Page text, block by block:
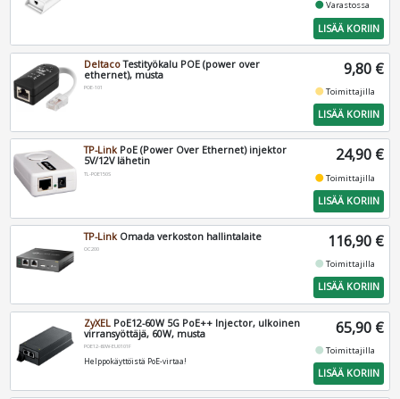
fiber_manual_recordVarastossa
LISÄÄ KORIIN
DeltacoTestityökalu POE (power over
ethernet), musta
POE-101
9,80 €
fiber_manual_recordToimittajilla
LISÄÄ KORIIN
TP-LinkPoE (Power Over Ethernet) injektor
5V/12V lähetin
TL-POE150S
24,90 €
fiber_manual_recordToimittajilla
LISÄÄ KORIIN
TP-LinkOmada verkoston hallintalaite
OC200 116,90 €
fiber_manual_recordToimittajilla
LISÄÄ KORIIN
ZyXEL PoE12-60W 5G PoE++ Injector, ulkoinen
virransyöttäjä, 60W, musta
POE12-60W-EU0101F
Helppokäyttöistä PoE-virtaa!
65,90 €
fiber_manual_recordToimittajilla
LISÄÄ KORIIN